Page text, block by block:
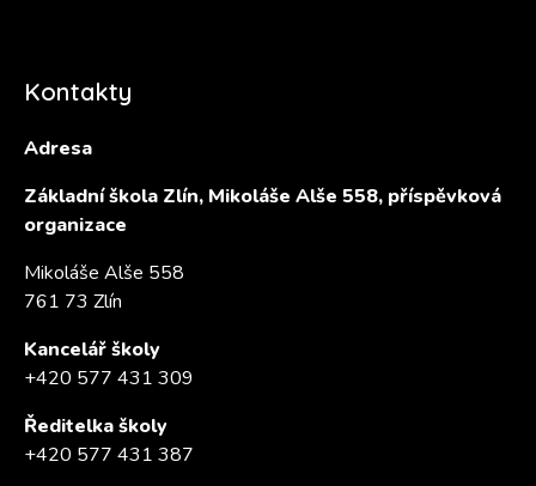
Kontakty
Adresa
Základní škola Zlín, Mikoláše Alše 558, příspěvková
organizace
Mikoláše Alše 558
761 73 Zlín
Kancelář školy
+420 577 431 309
Ředitelka školy
+420 577 431 387